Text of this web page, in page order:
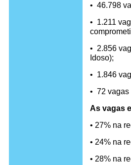
• 46.798
• 1.211
• 2.856
Idoso);
• 1.846
• 72 vagas
As vagas
• 27% na
• 24%na
• 28%na